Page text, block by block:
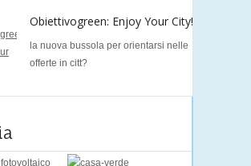
Obiettivogreen: Enjoy Your City!
la nuova bussola per orientarsi nelle
offerte in citt?